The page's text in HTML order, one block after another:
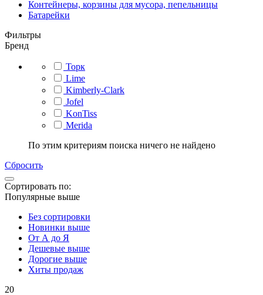
Контейнеры, корзины для мусора, пепельницы
Батарейки
Фильтры
Бренд
Торк
Lime
Kimberly-Clark
Jofel
KonTiss
Merida
По этим критериям поиска ничего не найдено
Сбросить
Сортировать по:
Популярные выше
Без сортировки
Новинки выше
От А до Я
Дешевые выше
Дорогие выше
Хиты продаж
20